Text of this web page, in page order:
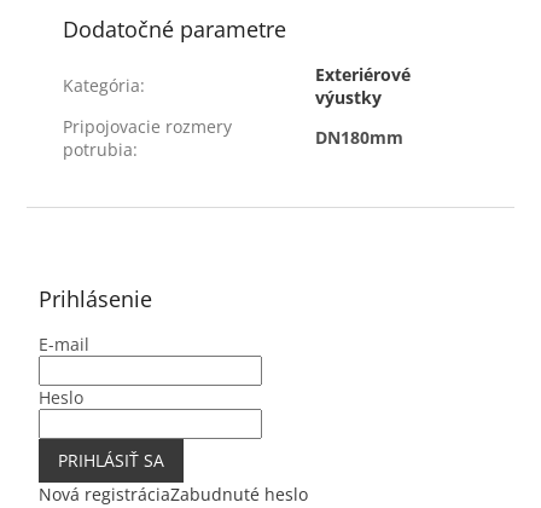
Dodatočné parametre
Kategória:
Exteriérové
výustky
Pripojovacie rozmery
potrubia:
DN180mm
Prihlásenie
E-mail
Heslo
PRIHLÁSIŤ SA
Nová registráciaZabudnuté heslo